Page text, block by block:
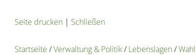
Seite drucken | Schließen
Startseite /Verwaltung & Politik/Lebenslagen/